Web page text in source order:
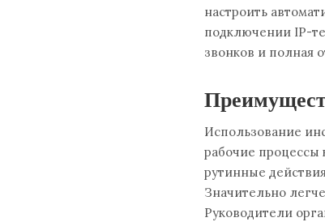
настроить
подключении IP-
звонков и полная
Использование
рабочие
рутинные
Значительно
Руководители